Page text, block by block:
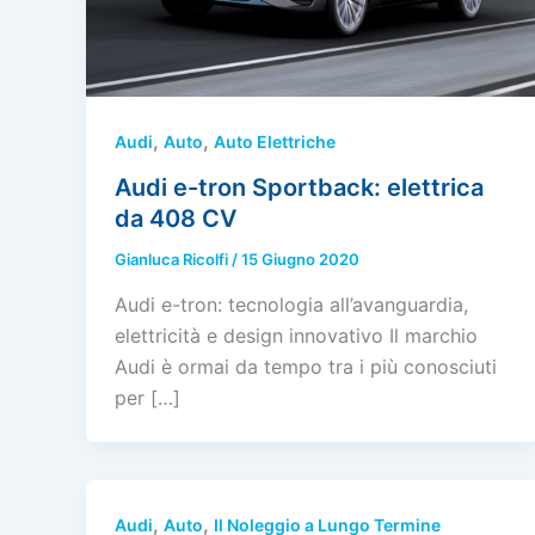
Audi, Auto, Auto Elettriche
Audi e-tron Sportback: elettrica
da 408 CV
Gianluca Ricolfi/15 Giugno 2020
Audi e-tron: tecnologia all’avanguardia,
elettricità e design innovativo Il marchio
Audi è ormai da tempo tra i più conosciuti
per […]
Audi, Auto, Il Noleggio a Lungo Termine